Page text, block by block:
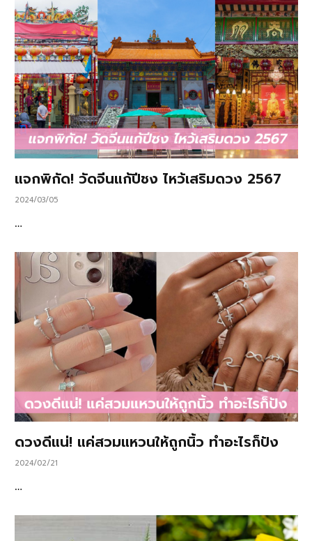
แจกพิกัด! วัดจีนแก้ปีชง ไหว้เสริมดวง 2567
2024/03/05
…
ดวงดีแน่! แค่สวมแหวนให้ถูกนิ้ว ทำอะไรก็ปัง
2024/02/21
…